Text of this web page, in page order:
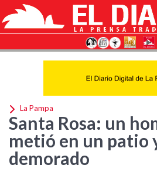
La Pampa
Santa Rosa: un
metió en un patio
demorado